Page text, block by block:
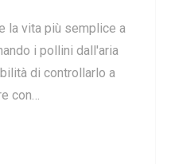
la vita più semplice a
i pollini dall'aria
di controllarlo a
con…